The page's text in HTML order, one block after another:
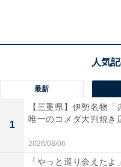
最新
1
【三重県】伊勢名物
唯一のコメダ大判焼き
2026/08/06
「やっと巡り会えた